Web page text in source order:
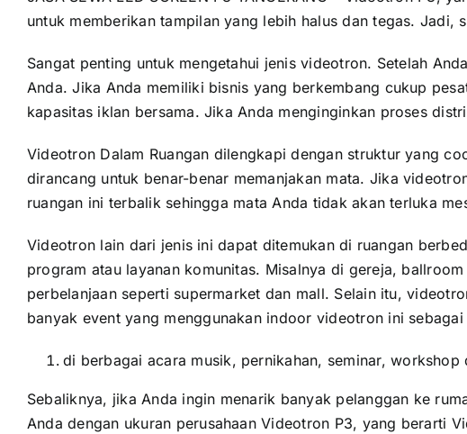
untuk memberikan tampilan yang lebih halus dan tegas.
Sangat penting untuk mengetahui jenis videotron. Setelah
Anda. Jika Anda memiliki bisnis yang berkembang cukup
kapasitas iklan bersama. Jika Anda menginginkan proses
Videotron Dalam Ruangan dilengkapi dengan struktur yang
dirancang untuk benar-benar memanjakan mata. Jika
ruangan ini terbalik sehingga mata Anda tidak akan terluka
Videotron lain dari jenis ini dapat ditemukan di ruangan
program atau layanan komunitas. Misalnya di gereja,
perbelanjaan seperti supermarket dan mall. Selain itu,
banyak event yang menggunakan indoor videotron ini
di berbagai acara musik, pernikahan, seminar, workshop
Sebaliknya, jika Anda ingin menarik banyak pelanggan ke
Anda dengan ukuran perusahaan Videotron P3, yang berarti